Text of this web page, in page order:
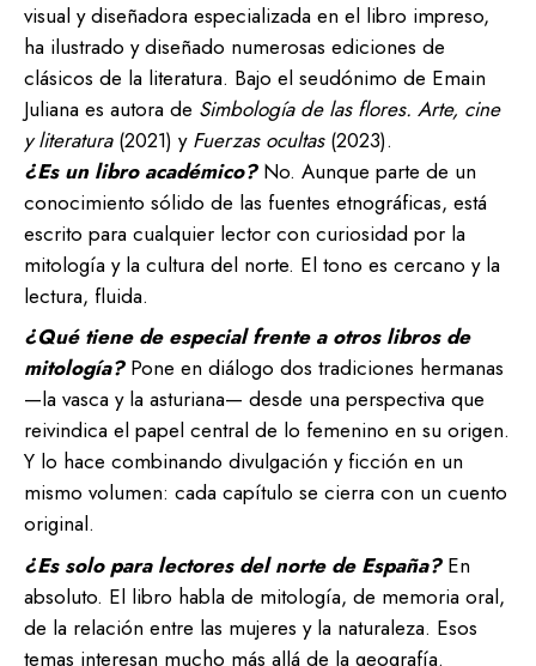
visual y diseñadora especializada en el libro impreso,
ha ilustrado y diseñado numerosas ediciones de
clásicos de la literatura. Bajo el seudónimo de Emain
Juliana es autora de Simbología de las flores. Arte, cine
y literatura(2021) y Fuerzas ocultas(2023).
¿Es un libro académico? No. Aunque parte de un
conocimiento sólido de las fuentes etnográficas, está
escrito para cualquier lector con curiosidad por la
mitología y la cultura del norte. El tono es cercano y la
lectura, fluida.
¿Qué tiene de especial frente a otros libros de
mitología? Pone en diálogo dos tradiciones hermanas
—la vasca y la asturiana— desde una perspectiva que
reivindica el papel central de lo femenino en su origen.
Y lo hace combinando divulgación y ficción en un
mismo volumen: cada capítulo se cierra con un cuento
original.
¿Es solo para lectores del norte de España? En
absoluto. El libro habla de mitología, de memoria oral,
de la relación entre las mujeres y la naturaleza. Esos
temas interesan mucho más allá de la geografía.